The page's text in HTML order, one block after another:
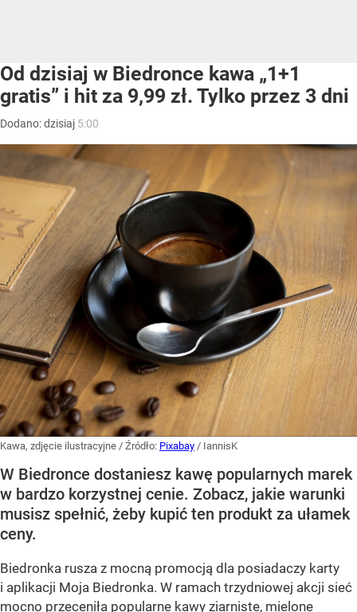
Od dzisiaj w Biedronce kawa „1+1
gratis” i hit za 9,99 zł. Tylko przez 3 dni
Dodano:dzisiaj 5:00
Kawa, zdjęcie ilustracyjne / Źródło: Pixabay / IannisK
W Biedronce dostaniesz kawę popularnych marek
w bardzo korzystnej cenie. Zobacz, jakie warunki
musisz spełnić, żeby kupić ten produkt za ułamek
ceny.
Biedronka rusza z mocną promocją dla posiadaczy karty
i aplikacji Moja Biedronka. W ramach trzydniowej akcji sieć
mocno przeceniła popularne kawy ziarniste, mielone